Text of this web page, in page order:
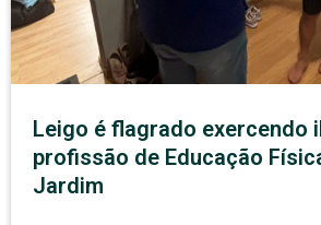
Leigo é flagrado exercendo
profissão de Educação
Jardim